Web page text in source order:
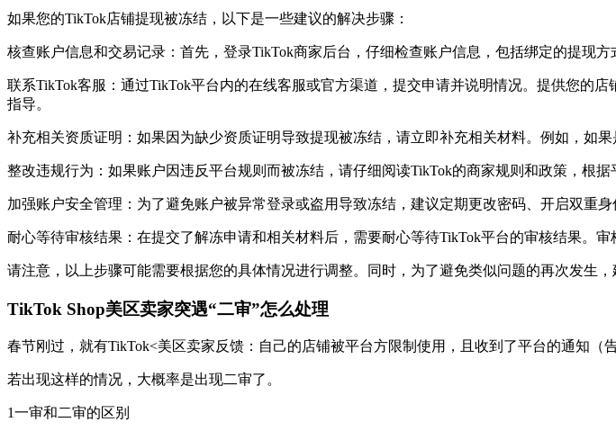
如果您的TikTok店铺提现被冻结，以下是一些建议的解决步骤：
核查账户信息和交易记录：首先，登录TikTok商家后台，仔细检查账户信息，包括绑定的提现
联系TikTok客服：通过TikTok平台内的在线客服或官方渠道，提交申请并说明情况。提供您的
指导。
补充相关资质证明：如果因为缺少资质证明导致提现被冻结，请立即补充相关材料。例如，如
整改违规行为：如果账户因违反平台规则而被冻结，请仔细阅读TikTok的商家规则和政策，根
加强账户安全管理：为了避免账户被异常登录或盗用导致冻结，建议定期更改密码、开启双重
耐心等待审核结果：在提交了解冻申请和相关材料后，需要耐心等待TikTok平台的审核结果。审
请注意，以上步骤可能需要根据您的具体情况进行调整。同时，为了避免类似问题的再次发生
TikTok Shop美区卖家突遇“二审”怎么处理
春节刚过，就有TikTok<美区卖家反馈：自己的店铺被平台方限制使用，且收到了平台的通知（
若出现这样的情况，大概率是出现二审了。
1一审和二审的区别